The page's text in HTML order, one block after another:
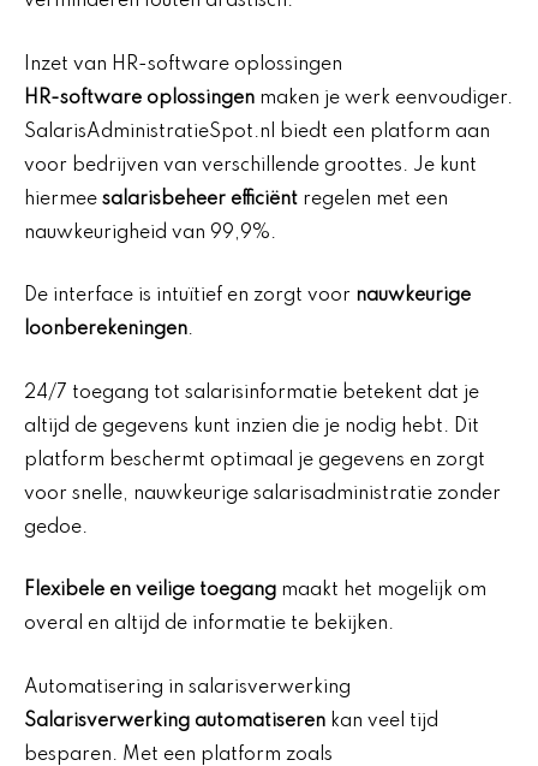
Inzet van HR-software oplossingen
HR-software oplossingen maken je werk eenvoudiger.
SalarisAdministratieSpot.nl biedt een platform aan
voor bedrijven van verschillende groottes. Je kunt
hiermee salarisbeheer efficiënt regelen met een
nauwkeurigheid van 99,9%.
De interface is intuïtief en zorgt voor nauwkeurige
loonberekeningen.
24/7 toegang tot salarisinformatie betekent dat je
altijd de gegevens kunt inzien die je nodig hebt. Dit
platform beschermt optimaal je gegevens en zorgt
voor snelle, nauwkeurige salarisadministratie zonder
gedoe.
Flexibele en veilige toegang maakt het mogelijk om
overal en altijd de informatie te bekijken.
Automatisering in salarisverwerking
Salarisverwerking automatiseren kan veel tijd
besparen. Met een platform zoals